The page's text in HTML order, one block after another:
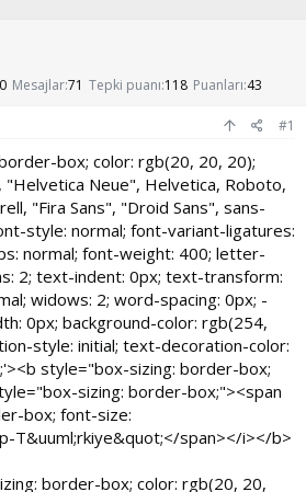
Mesajlar71 Tepki puanı 118 Puanları 43
#1
box; color: rgb(20, 20, 20);
Neue", Helvetica, Roboto,
"Fira Sans", "Droid Sans", sans-
style: normal; font-variant-ligatures:
normal; font-weight: 400; letter-
2; text-indent: 0px; text-transform:
widows: 2; word-spacing: 0px; -
0px; background-color: rgb(254,
style: initial; text-decoration-color:
style="box-sizing: border-box;
sizing: border-box;"><span
box; font-size:
T&uuml;rkiye&quot;</span></i></b>
border-box; color: rgb(20, 20,